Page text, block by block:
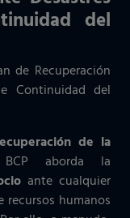
del
de Recuperación
Continuidad del
de la
aborda la
ante cualquier
humanos